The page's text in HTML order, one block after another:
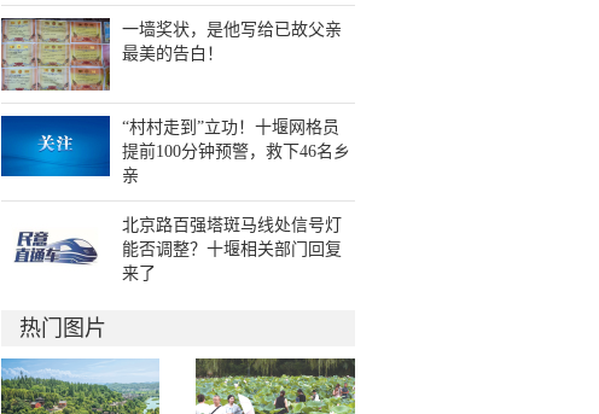
一墙奖状，是他写给已故父亲
最美的告白！
“村村走到”立功！十堰网格员
提前100分钟预警，救下46名乡
亲
北京路百强塔斑马线处信号灯
能否调整？十堰相关部门回复
来了
热门图片